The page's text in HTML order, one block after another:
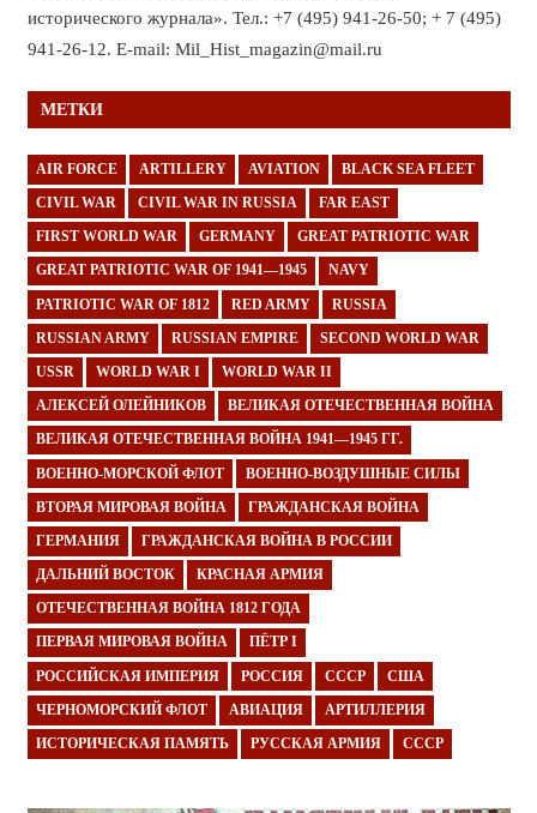
исторического журнала». Тел.: +7 (495) 941-26-50; + 7 (495)
941-26-12. E-mail: Mil_Hist_magazin@mail.ru
МЕТКИ
AIR FORCE ARTILLERY AVIATION BLACK SEA FLEET
CIVIL WAR CIVIL WAR IN RUSSIA FAR EAST
FIRST WORLD WAR GERMANY GREAT PATRIOTIC WAR
GREAT PATRIOTIC WAR OF 1941—1945 NAVY
PATRIOTIC WAR OF 1812 RED ARMY RUSSIA
RUSSIAN ARMY RUSSIAN EMPIRE SECOND WORLD WAR
USSR WORLD WAR I WORLD WAR II
АЛЕКСЕЙ ОЛЕЙНИКОВ ВЕЛИКАЯ ОТЕЧЕСТВЕННАЯ ВОЙНА
ВЕЛИКАЯ ОТЕЧЕСТВЕННАЯ ВОЙНА 1941—1945 ГГ.
ВОЕННО-МОРСКОЙ ФЛОТ ВОЕННО-ВОЗДУШНЫЕ СИЛЫ
ВТОРАЯ МИРОВАЯ ВОЙНА ГРАЖДАНСКАЯ ВОЙНА
ГЕРМАНИЯ ГРАЖДАНСКАЯ ВОЙНА В РОССИИ
ДАЛЬНИЙ ВОСТОК КРАСНАЯ АРМИЯ
ОТЕЧЕСТВЕННАЯ ВОЙНА 1812 ГОДА
ПЕРВАЯ МИРОВАЯ ВОЙНА ПЁТР I
РОССИЙСКАЯ ИМПЕРИЯ РОССИЯ СССР США
ЧЕРНОМОРСКИЙ ФЛОТ АВИАЦИЯ АРТИЛЛЕРИЯ
ИСТОРИЧЕСКАЯ ПАМЯТЬ РУССКАЯ АРМИЯ СССР